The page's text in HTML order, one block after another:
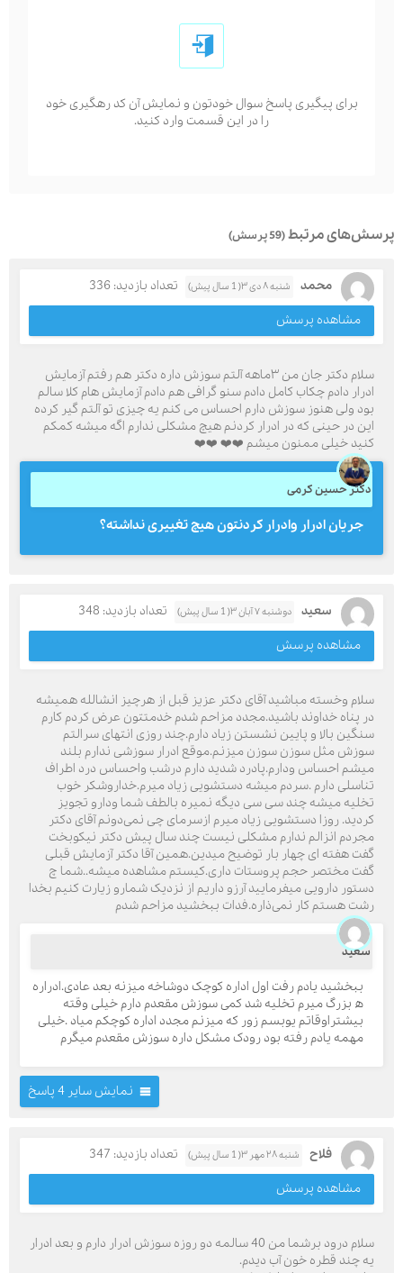
برای پیگیری پاسخ سوال خودتون و نمایش آن کد رهگیری خود
را در این قسمت وارد کنید.
پرسش‌های مرتبط(59 پرسش)
محمد شنبه ۸ دی ۳( 1 سال پیش)
تعداد بازدید: 336
مشاهده پرسش
سلام دکتر جان من ۳ماهه آلتم سوزش داره دکتر هم رفتم آزمایش
ادرار دادم چکاب کامل دادم سنو گرافی هم دادم آزمایش هام کلا سالم
بود ولی هنوز سوزش دارم احساس می کنم یه چیزی تو آلتم گیر کرده
این در حینی که در ادرار کردنم هیچ مشکلی ندارم اگه میشه کمکم
کنید خیلی ممنون میشم ❤️❤️ ❤️❤️
دکتر حسین کرمی
جریان ادرار وادرار کردنتون هیچ تغییری نداشته؟
سعید دوشنبه ۷ آبان ۳( 1 سال پیش)
تعداد بازدید: 348
مشاهده پرسش
سلام وخسته مباشید آقای دکتر عزیز قبل از هرچیز انشالله همیشه
در پناه خداوند باشید.مجدد مزاحم شدم خدمتتون عرض کردم کارم
سنگین بالا و پایین نشستن زیاد دارم.چند روزی انتهای سرالتم
سوزش مثل سوزن سوزن میزنم.موقع ادرار سوزشی ندارم بلند
میشم احساس ودارم.پادرد شدید دارم درشب واحساس درد اطراف
تناسلی دارم .سردم میشه دستشویی زیاد میرم.خداروشکر خوب
تخلیه میشه چند سی سی دیگه نمیره بالطف شما ودارو تجویز
کردید. روزا دستشویی زیاد میرم ازسرمای چی نمی‌دونم آقای دکتر
مجردم انزالم ندارم مشکلی نیست چند سال پیش دکتر نیکوبخت
گفت هفته ای چهار بار توضیح میدین.همین آقا دکتر آزمایش قبلی
گفت مختصر حجم پروستات داری.کیستم مشاهده میشه..شما چ
دستور دارویی میفرمایید آرزو داریم از نزدیک شمارو زیارت کنیم بخدا
رشت هستم کار نمی‌ذاره.فدات ببخشید مزاحم شدم
سعید
ببخشید یادم رفت اول اداره کوچک دوشاخه میزنه بعد عادی.ادراره
ه بزرگ میرم تخلیه شد کمی سوزش مقعدم دارم خیلی وقته
بیشتراوقاتم یوبسم زور که میزنم مجدد اداره کوچکم میاد .خیلی
مهمه یادم رفته بود رودک مشکل داره سوزش مقعدم میگرم
نمایش سایر 4 پاسخ
فلاح شنبه ۲۸ مهر ۳( 1 سال پیش)
تعداد بازدید: 347
مشاهده پرسش
سلام درود برشما من 40 سالمه دو روزه سوزش ادرار دارم و بعد ادرار
یه چند قطره خون آب دیدم.